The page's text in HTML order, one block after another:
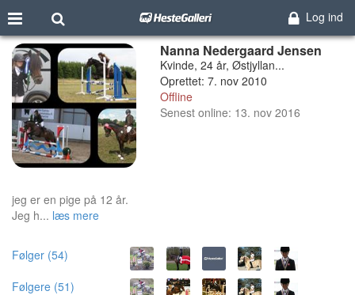
Log ind
Nanna Nedergaard Jensen
Kvinde, 24 år, Østjyllan...
Oprettet: 7. nov 2010
Offline
Senest online: 13. nov 2016
jeg er en pige på 12 år.
Jeg h... læs mere
Følger (54)
Følgere (51)